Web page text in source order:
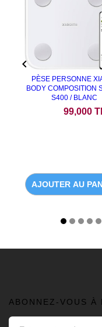
PÈSE PERSONNE
BODY COMPOSITION
S400 / BLANC
99,000
AJOUTER AU

ABONNEZ-VOUS À